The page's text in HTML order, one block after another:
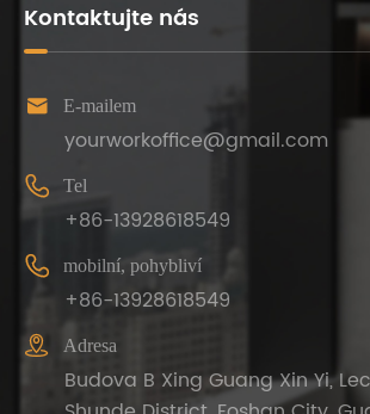
Kontaktujte nás
 E-mailem
yourworkoffice@gmail.com
 Tel
+86-13928618549
 mobilní, pohybliví
+86-13928618549
 Adresa
Budova B Xing Guang Xin Yi,